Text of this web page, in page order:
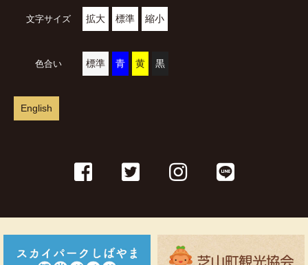
文字サイズ 拡大 標準 縮小
色合い 標準 青 黄 黒
English